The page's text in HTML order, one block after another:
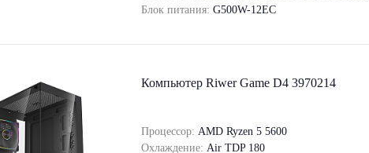
Блок питания: G500W-12EC
Компьютер Riwer Game D4 3970214
Процессор: AMD Ryzen 5 5600
Охлаждение: Air TDP 180